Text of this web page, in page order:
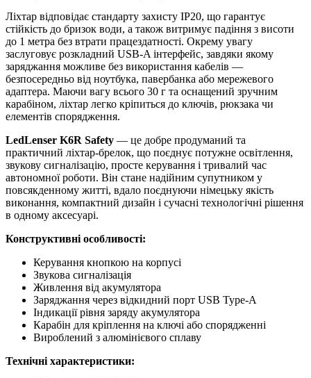
Ліхтар відповідає стандарту захисту IP20, що гарантує
стійкість до бризок води, а також витримує падіння з висоти
до 1 метра без втрати працездатності. Окрему увагу
заслуговує розкладний USB-A інтерфейс, завдяки якому
заряджання можливе без використання кабелів —
безпосередньо від ноутбука, павербанка або мережевого
адаптера. Маючи вагу всього 30 г та оснащений зручним
карабіном, ліхтар легко кріпиться до ключів, рюкзака чи
елементів спорядження.
LedLenser K6R Safety — це добре продуманий та
практичний ліхтар-брелок, що поєднує потужне освітлення,
звукову сигналізацію, просте керування і тривалий час
автономної роботи. Він стане надійним супутником у
повсякденному житті, вдало поєднуючи німецьку якість
виконання, компактний дизайн і сучасні технологічні рішення
в одному аксесуарі.
Конструктивні особливості:
Керування кнопкою на корпусі
Звукова сигналізація
Живлення від акумулятора
Заряджання через відкидний порт USB Type-A
Індикації рівня заряду акумулятора
Карабін для кріплення на ключі або спорядженні
Вироблений з алюмінієвого сплаву
Технічні характеристики: